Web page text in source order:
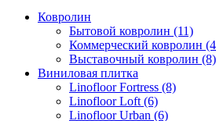
Ковролин
Бытовой ковролин (11)
Коммерческий ковролин
Выставочный ковролин (8)
Виниловая плитка
Linofloor Fortress (8)
Linofloor Loft (6)
Linofloor Urban (6)